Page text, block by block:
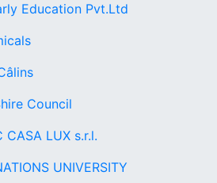
Education Pvt.Ltd
Council
CASA LUX s.r.l.
UNIVERSITY